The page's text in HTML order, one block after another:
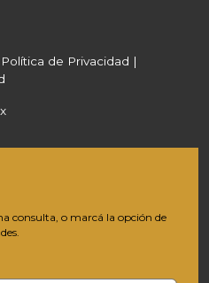
Política de Privacidad |
consulta, o marcá la opción de